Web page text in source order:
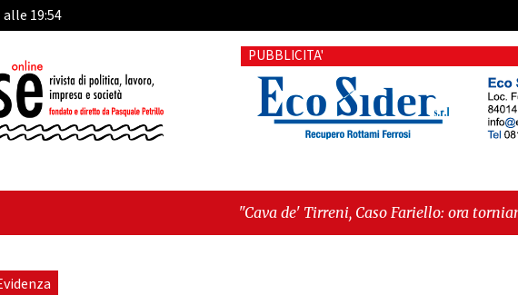
19:54
PUBBLICITA'
"Cava de' Tirreni, Caso Fariello: ora torniamo ai problemi veri"
perché esiste"